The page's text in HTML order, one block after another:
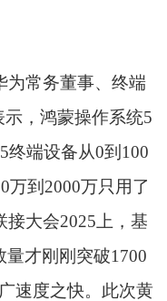
为常务董事、终端
，鸿蒙操作系统5
终端设备从0到100
万到2000万只用了
接大会2025上，基
才刚刚突破1700
速度之快。此次黄